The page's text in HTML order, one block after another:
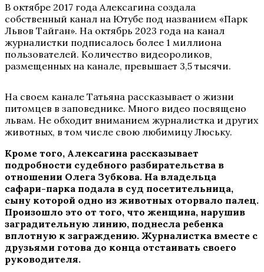
В октябре 2017 года Алексагина создала
собственный канал на Ютубе под названием «Парк
Львов Тайган». На октябрь 2023 года на канал
журналистки подписалось более 1 миллиона
пользователей. Количество видеороликов,
размещенных на канале, превышает 3,5 тысячи.
На своем канале Татьяна рассказывает о жизни
питомцев в заповеднике. Много видео посвящено
львам. Не обходит вниманием журналистка и других
животных, в том числе свою любимицу Люську.
Кроме того, Алексагина рассказывает
подробности судебного разбирательства в
отношении Олега Зубкова. На владельца
сафари-парка подала в суд посетительница,
сыну которой одно из животных оторвало палец.
Произошло это от того, что женщина, нарушив
заградительную линию, поднесла ребенка
вплотную к заграждению. Журналистка вместе с
друзьями готова до конца отстаивать своего
руководителя.